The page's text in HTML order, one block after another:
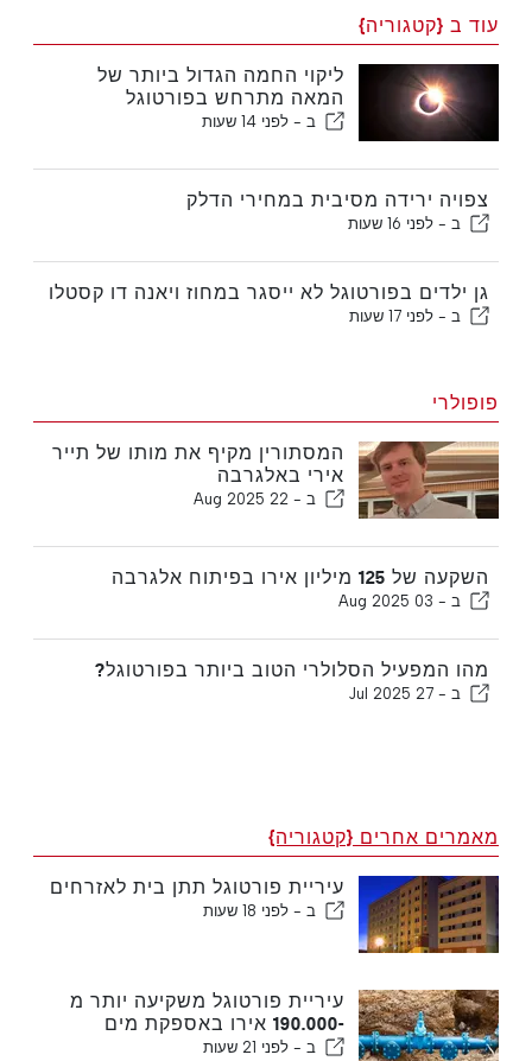
עוד ב {קטגוריה}
ליקוי החמה הגדול ביותר של
המאה מתרחש בפורטוגל
ב - לפני 14 שעות
צפויה ירידה מסיבית במחירי הדלק
ב - לפני 16 שעות
גן ילדים בפורטוגל לא ייסגר במחוז ויאנה דו קסטלו
ב - לפני 17 שעות
פופולרי
המסתורין מקיף את מותו של תייר
אירי באלגרבה
ב - 22 Aug 2025
השקעה של 125 מיליון אירו בפיתוח אלגרבה
ב - 03 Aug 2025
מהו המפעיל הסלולרי הטוב ביותר בפורטוגל?
ב - 27 Jul 2025
מאמרים אחרים {קטגוריה}
עיריית פורטוגל תתן בית לאזרחים
ב - לפני 18 שעות
עיריית פורטוגל משקיעה יותר מ
-190.000 אירו באספקת מים
ב - לפני 21 שעות